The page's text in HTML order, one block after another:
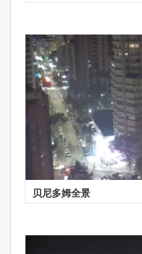
贝尼多姆全景